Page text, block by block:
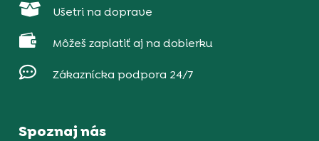
 Ušetri na doprave
 Môžeš zaplatiť aj na dobierku
 Zákaznícka podpora 24/7
Spoznaj nás